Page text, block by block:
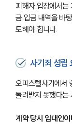
피해자 입장에서는
금 입금 내역을 바
토해야 합니다.
사기죄 성립
오피스텔사기에서
돌려받지 못했다는
계약 당시 임대인